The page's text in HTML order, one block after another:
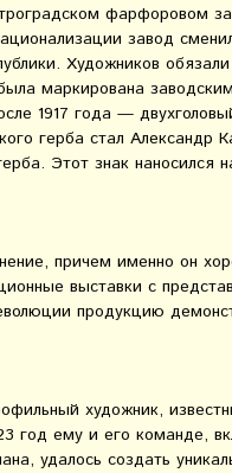
фарфоровом
завод
Художников
маркирована
1917 года —
герба стал Александр
Этот знак наносился
причем именно он
выставки с
продукцию
художник,
год ему и его команде,
удалось создать